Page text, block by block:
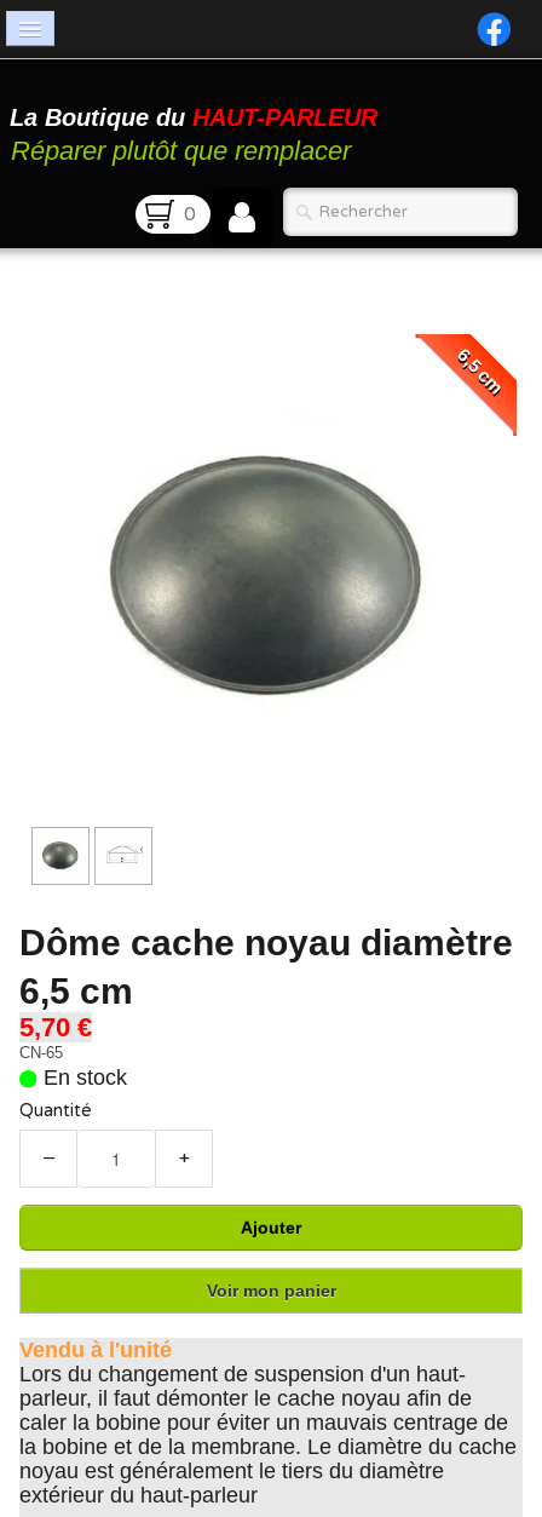
Catalogue
Atelier
La Boutique du HAUT-PARLEUR
Réparer plutôt que remplacer
0
6,5 cm
Dôme cache noyau diamètre
6,5 cm
5,70 €
CN-65
En stock
Quantité
− +
Ajouter
Voir mon panier
Vendu à l'unité
Lors du changement de suspension d'un haut-
parleur, il faut démonter le cache noyau afin de
caler la bobine pour éviter un mauvais centrage de
la bobine et de la membrane. Le diamètre du cache
noyau est généralement le tiers du diamètre
extérieur du haut-parleur